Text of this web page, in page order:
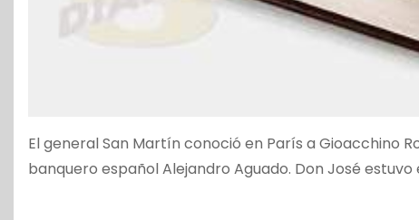
El general San Martín conoció en París a Gioacchino
banquero español Alejandro Aguado. Don José